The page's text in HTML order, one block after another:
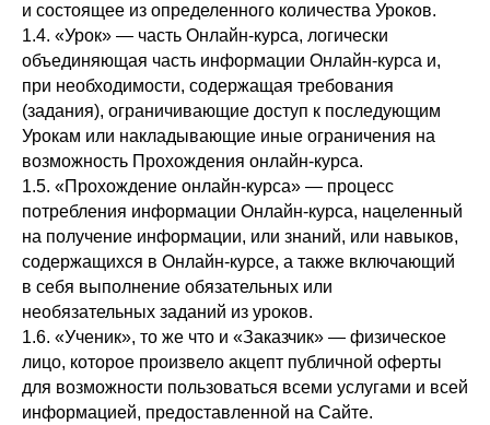
и состоящее из определенного количества Уроков.
1.4. «Урок» — часть Онлайн-курса, логически
объединяющая часть информации Онлайн-курса и,
при необходимости, содержащая требования
(задания), ограничивающие доступ к последующим
Урокам или накладывающие иные ограничения на
возможность Прохождения онлайн-курса.
1.5. «Прохождение онлайн-курса» — процесс
потребления информации Онлайн-курса, нацеленный
на получение информации, или знаний, или навыков,
содержащихся в Онлайн-курсе, а также включающий
в себя выполнение обязательных или
необязательных заданий из уроков.
1.6. «Ученик», то же что и «Заказчик» — физическое
лицо, которое произвело акцепт публичной оферты
для возможности пользоваться всеми услугами и всей
информацией, предоставленной на Сайте.